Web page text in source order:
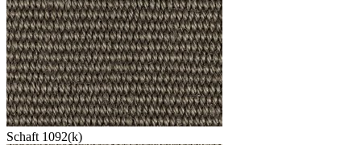
Schaft 1092(k)